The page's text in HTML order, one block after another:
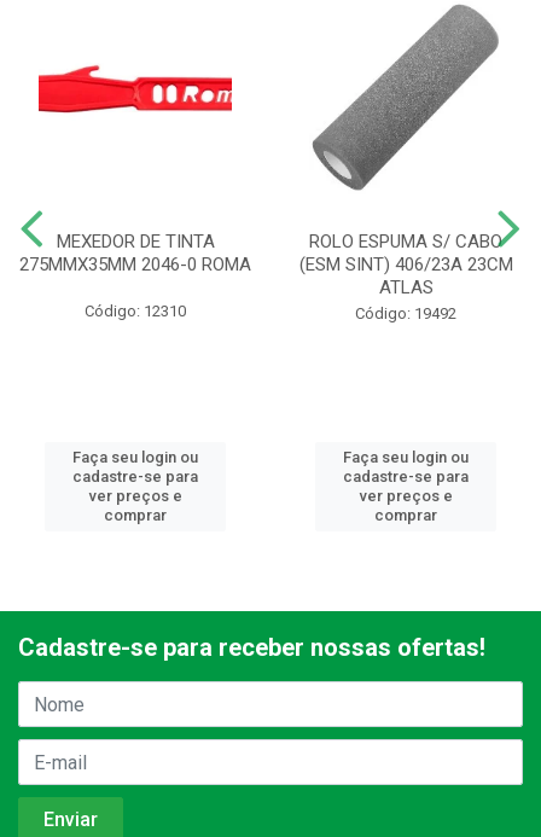
MEXEDOR DE TINTA
275MMX35MM 2046-0 ROMA
Código: 12310
Faça seu login ou
cadastre-se para
ver preços e
comprar
ROLO ESPUMA S/ CABO
(ESM SINT) 406/23A 23CM
ATLAS
Código: 19492
Faça seu login ou
cadastre-se para
ver preços e
comprar
Cadastre-se para receber nossas ofertas!